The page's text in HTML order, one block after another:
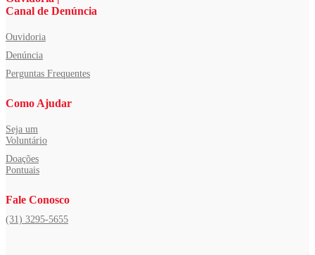
Canal de Denúncia
Ouvidoria
Denúncia
Perguntas Frequentes
Como Ajudar
Seja um
Voluntário
Doações
Pontuais
Fale Conosco
(31) 3295-5655